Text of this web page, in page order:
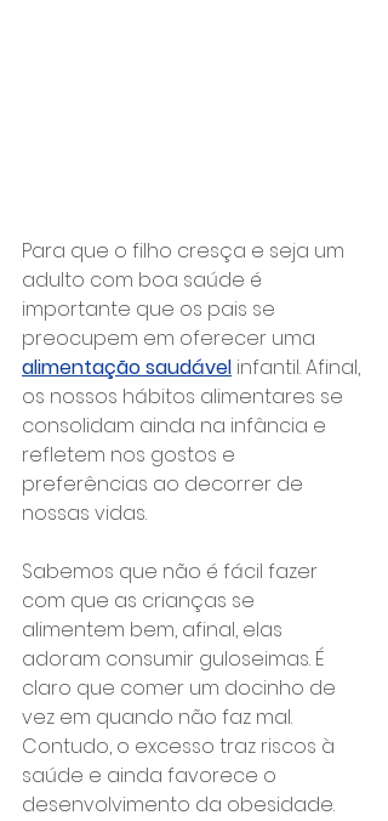
Para que o filho cresça e seja um
adulto com boa saúde é
importante que os pais se
preocupem em oferecer uma
alimentação saudável infantil. Afinal,
os nossos hábitos alimentares se
consolidam ainda na infância e
refletem nos gostos e
preferências ao decorrer de
nossas vidas.
Sabemos que não é fácil fazer
com que as crianças se
alimentem bem, afinal, elas
adoram consumir guloseimas. É
claro que comer um docinho de
vez em quando não faz mal.
Contudo, o excesso traz riscos à
saúde e ainda favorece o
desenvolvimento da obesidade.